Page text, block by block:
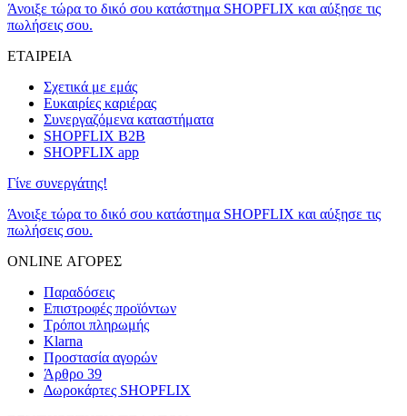
Άνοιξε τώρα το δικό σου κατάστημα SHOPFLIX και αύξησε τις
πωλήσεις σου.
ΕΤΑΙΡΕΙΑ
Σχετικά με εμάς
Ευκαιρίες καριέρας
Συνεργαζόμενα καταστήματα
SHOPFLIX B2B
SHOPFLIX app
Γίνε συνεργάτης!
Άνοιξε τώρα το δικό σου κατάστημα SHOPFLIX και αύξησε τις
πωλήσεις σου.
ONLINE ΑΓΟΡΕΣ
Παραδόσεις
Επιστροφές προϊόντων
Τρόποι πληρωμής
Klarna
Προστασία αγορών
Άρθρο 39
Δωροκάρτες SHOPFLIX